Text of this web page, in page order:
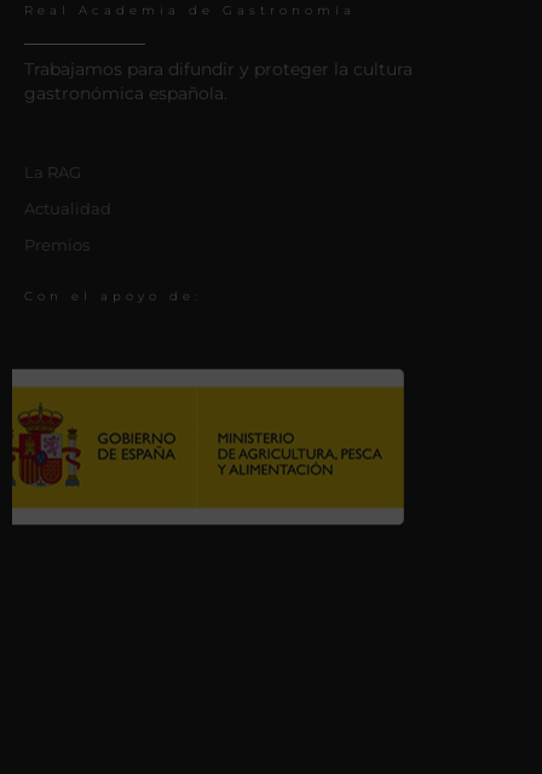
Real Academia de Gastronomía
Trabajamos para difundir y proteger la cultura
gastronómica española.
La RAG
Actualidad
Premios
Con el apoyo de: